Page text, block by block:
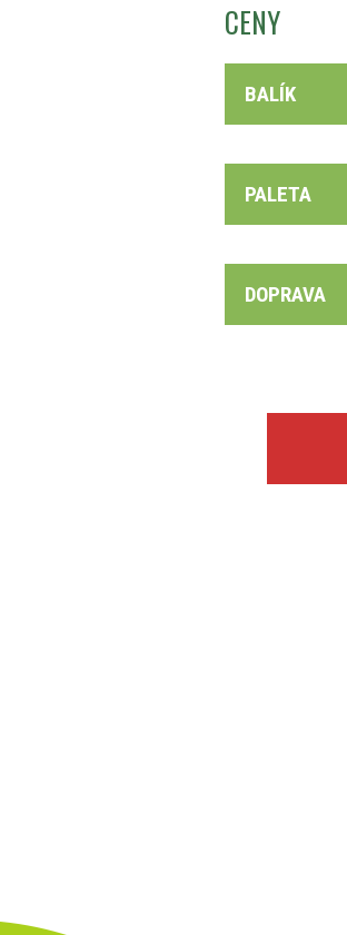
CENY
BALÍK
PALETA
DOPRAVA